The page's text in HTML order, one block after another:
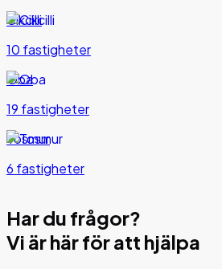
Cikcilli
10 fastigheter
Oba
19 fastigheter
Tosmur
6 fastigheter
Har du frågor?
Vi är här för att hjälpa